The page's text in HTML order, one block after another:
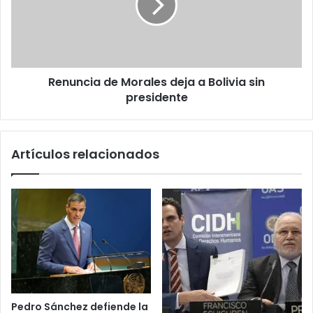
Renuncia de Morales deja a Bolivia sin
presidente
Artículos relacionados
Pedro Sánchez defiende la